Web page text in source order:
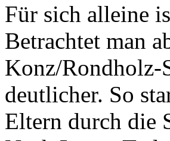
Für sich alleine
Betrachtet man
Konz/Rondholz-
deutlicher. So
Eltern durch die